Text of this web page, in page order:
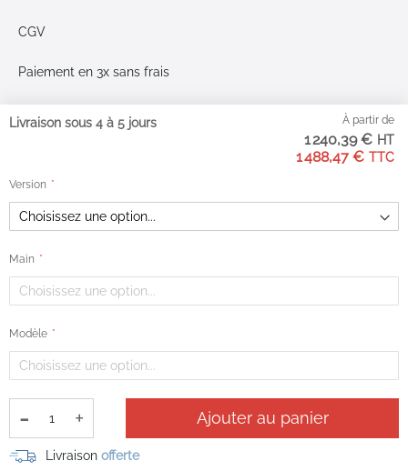
À partir de
1 488,47 €
1 240,39 €
Livraison sous 4 à 5 jours
Version
Main
Modèle
- + Ajouter au panier
Livraison offerte
CGV
Paiement en 3x sans frais
Moyens de paiement
Google Reviews
3.2